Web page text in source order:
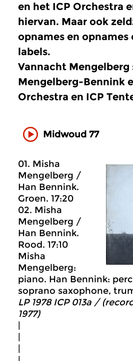
en het ICP Orchestra
hiervan. Maar ook
opnames en opnames
labels.
Vannacht Mengelberg
Mengelberg-Bennink
Orchestra en ICP
Midwoud 77
01. Misha
Mengelberg /
Han Bennink.
Groen. 17:20
02. Misha
Mengelberg /
Han Bennink.
Rood. 17:10
Misha
Mengelberg:
piano. Han Bennink:
soprano saxophone,
LP 1978 ICP 013a /
1977)